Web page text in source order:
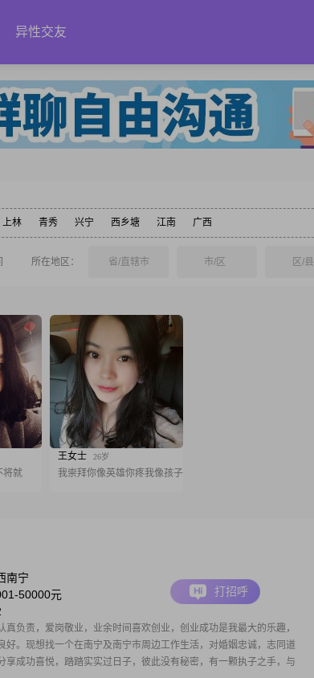
异性交友
上林 青秀 兴宁 西乡塘 江南 广西
所在地区： 省/直辖市 市/区 区/县
将就
王女士 26岁
我崇拜你像英雄你疼我像孩子
南宁
50000元
负责，爱岗敬业，业余时间喜欢创业，创业成功是我最大的乐趣，
好。现想找一个在南宁及南宁市周边工作生活，对婚姻忠诚，志同道
成功喜悦，踏踏实实过日子，彼此没有秘密，有一颗执子之手，与
打招呼